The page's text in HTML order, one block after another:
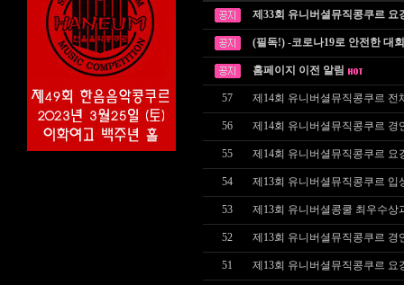
제33회 유니버셜뮤직콩쿠르 요
(필독!) -코로나19로 안전한 대
홈페이지 이전 알림
57 제14회 유니버셜뮤직콩쿠르
56 제14회 유니버셜뮤직콩쿠르 경
55 제14회 유니버셜뮤직콩쿠르 요
54 제13회 유니버셜뮤직콩쿠르 입
53 제13회 유니버셜콩쿨 최우수상
52 제13회 유니버셜뮤직콩쿠르 경
51 제13회 유니버셜뮤직콩쿠르 요